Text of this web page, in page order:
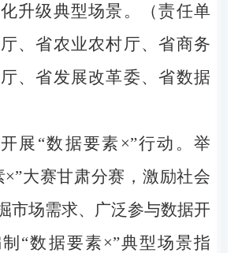
升级典型场景。（责任单
、省农业农村厅、省商务
、省发展改革委、省数据
开展“数据要素×”行动。举
×”大赛甘肃分赛，激励社会
市场需求、广泛参与数据开
“数据要素×”典型场景指